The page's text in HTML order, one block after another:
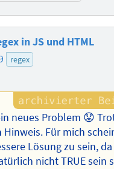
in JS und HTML
regex
neues Problem 😟
Für mich
Lösung zu sein,
nicht TRUE sein